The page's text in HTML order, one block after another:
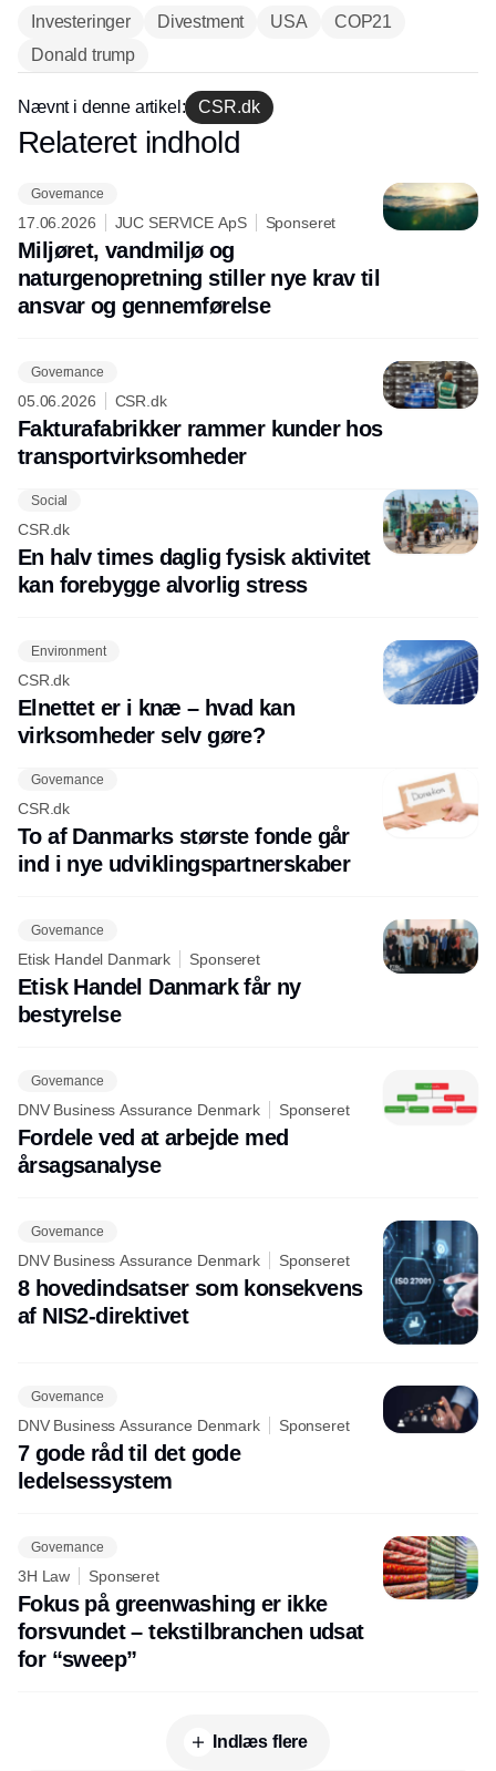
Investeringer
Divestment USA
COP21
Donald trump
Nævnt i denne artikel: CSR.dk
Annonce
Relateret indhold
Governance
17.06.2026 JUC SERVICE ApS Sponseret
Miljøret, vandmiljø og
naturgenopretning stiller nye krav til
ansvar og gennemførelse
Governance
05.06.2026 CSR.dk
Fakturafabrikker rammer kunder hos
transportvirksomheder
Social
CSR.dk
En halv times daglig fysisk aktivitet
kan forebygge alvorlig stress
Environment
CSR.dk
Elnettet er i knæ – hvad kan
virksomheder selv gøre?
Governance
CSR.dk
To af Danmarks største fonde går
ind i nye udviklingspartnerskaber
Governance
Etisk Handel Danmark Sponseret
Etisk Handel Danmark får ny
bestyrelse
Governance
DNV Business Assurance Denmark Sponseret
Fordele ved at arbejde med
årsagsanalyse
Governance
DNV Business Assurance Denmark Sponseret
8 hovedindsatser som konsekvens
af NIS2-direktivet
Governance
DNV Business Assurance Denmark Sponseret
7 gode råd til det gode
ledelsessystem
Governance
3H Law Sponseret
Fokus på greenwashing er ikke
forsvundet – tekstilbranchen udsat
for “sweep”
Indlæs flere